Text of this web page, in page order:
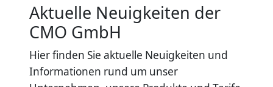
Aktuelle Neuigkeiten der
CMO GmbH
Hier finden Sie aktuelle Neuigkeiten und
Informationen rund um unser